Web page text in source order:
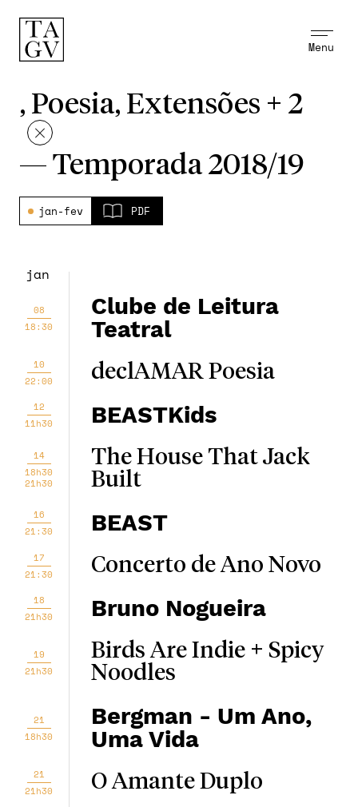
Menu
, Poesia, Extensões + 2
— Temporada 2018/19
jan-fev PDF
jan
08
18:30
Clube de Leitura
Teatral
10
22:00
declAMAR Poesia
12
11h30
BEASTKids
14
18h30
21h30
The House That Jack
Built
16
21:30
BEAST
17
21:30
Concerto de Ano Novo
18
21h30
Bruno Nogueira
19
21h30
Birds Are Indie + Spicy
Noodles
21
18h30
Bergman - Um Ano,
Uma Vida
21
21h30
O Amante Duplo